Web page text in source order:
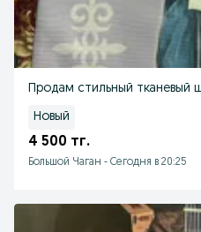
Продам стильный тканевый
Новый
4 500 тг.
Большой Чаган - Сегодня в 20:25